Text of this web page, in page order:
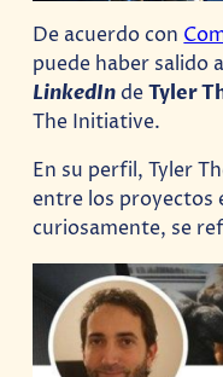
De acuerdo con
puede haber salido
LinkedIndeTyler
The Initiative.
En su perfil, Tyler
entre los proyectos
curiosamente, se